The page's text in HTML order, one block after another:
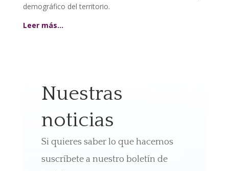
demográfico del territorio.
Leer más…
Nuestras
noticias
Si quieres saber lo que hacemos
suscríbete a nuestro boletín de